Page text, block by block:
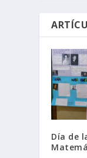
Día de